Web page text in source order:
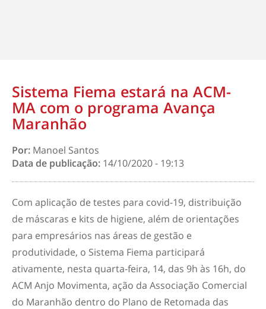
Sistema Fiema estará na ACM-
MA com o programa Avança
Maranhão
Por: Manoel Santos
Data de publicação: 14/10/2020 - 19:13
Com aplicação de testes para covid-19, distribuição
de máscaras e kits de higiene, além de orientações
para empresários nas áreas de gestão e
produtividade, o Sistema Fiema participará
ativamente, nesta quarta-feira, 14, das 9h às 16h, do
ACM Anjo Movimenta, ação da Associação Comercial
do Maranhão dentro do Plano de Retomada das